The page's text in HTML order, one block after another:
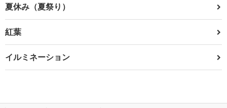
夏休み（夏祭り）
紅葉
イルミネーション